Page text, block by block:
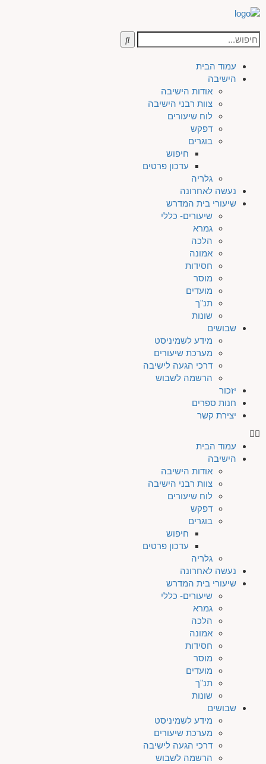
עמוד הבית
הישיבה
אודות הישיבה
צוות רבני הישיבה
לוח שיעורים
דפקש
בוגרים
חיפוש
עדכון פרטים
גלריה
נעשה לאחרונה
שיעורי בית המדרש
שיעורים- כללי
גמרא
הלכה
אמונה
חסידות
מוסר
מועדים
תנ"ך
שונות
שבושים
מידע לשמיניסט
מערכת שיעורים
דרכי הגעה לישיבה
הרשמה לשבוש
יזכור
חנות ספרים
יצירת קשר
עמוד הבית
הישיבה
אודות הישיבה
צוות רבני הישיבה
לוח שיעורים
דפקש
בוגרים
חיפוש
עדכון פרטים
גלריה
נעשה לאחרונה
שיעורי בית המדרש
שיעורים- כללי
גמרא
הלכה
אמונה
חסידות
מוסר
מועדים
תנ"ך
שונות
שבושים
מידע לשמיניסט
מערכת שיעורים
דרכי הגעה לישיבה
הרשמה לשבוש